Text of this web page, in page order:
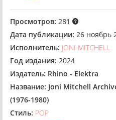
Просмотров: 281
Дата публикации: 26 ноябрь
Исполнитель: JONI MITCHELL
Год издания: 2024
Издатель: Rhino - Elektra
Название: Joni Mitchell
(1976-1980)
Стиль: POP